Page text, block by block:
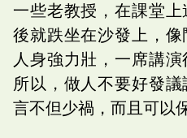
一些老教授，在課堂
後就跌坐在沙發上，
人身強力壯，一席講演
所以，做人不要好發
言不但少禍，而且可以